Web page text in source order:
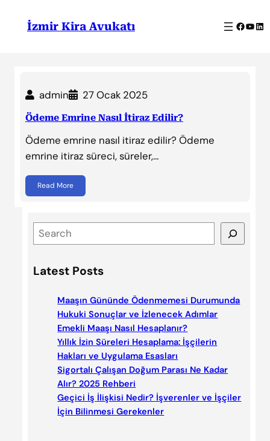
İzmir Kira Avukatı
admin 27 Ocak 2025
Ödeme Emrine Nasıl İtiraz Edilir?
Ödeme emrine nasıl itiraz edilir? Ödeme
emrine itiraz süreci, süreler,…
Read More
e
r
Latest Posts
Maaşın Gününde Ödenmemesi Durumunda
Hukuki Sonuçlar ve İzlenecek Adımlar
Emekli Maaşı Nasıl Hesaplanır?
Yıllık İzin Süreleri Hesaplama: İşçilerin
Hakları ve Uygulama Esasları
Sigortalı Çalışan Doğum Parası Ne Kadar
Alır? 2025 Rehberi
Geçici İş İlişkisi Nedir? İşverenler ve İşçiler
İçin Bilinmesi Gerekenler